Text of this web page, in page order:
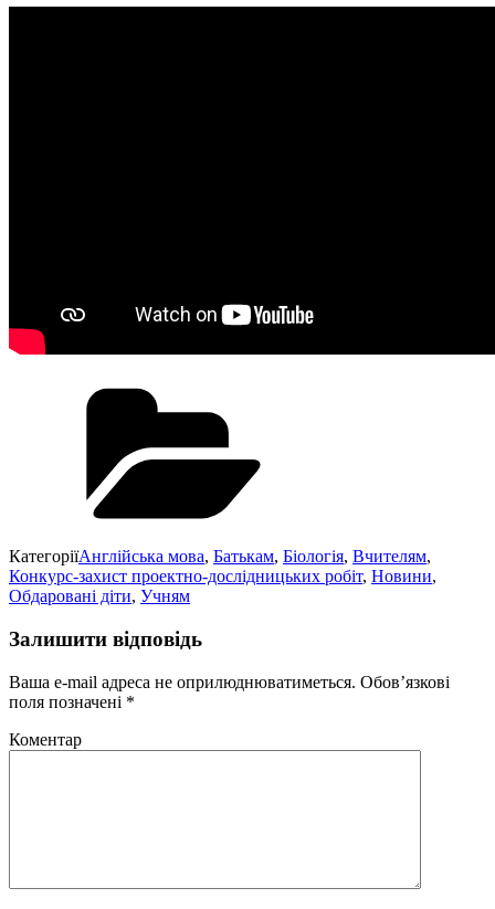
КатегоріїАнглійська мова, Батькам, Біологія, Вчителям,
Конкурс-захист проектно-дослідницьких робіт, Новини,
Обдаровані діти, Учням
Залишити відповідь
Ваша e-mail адреса не оприлюднюватиметься. Обов’язкові
поля позначені *
Коментар